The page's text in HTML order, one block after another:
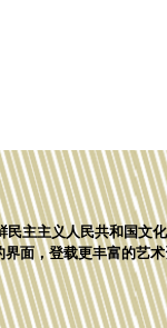
民主主义人民共和国文
面，登载更丰富的艺